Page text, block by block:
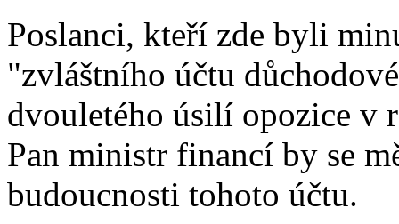
Poslanci, kteří zde byli
"zvláštního účtu
dvouletého úsilí opozice v
Pan ministr financí by se
budoucnosti tohoto účtu.